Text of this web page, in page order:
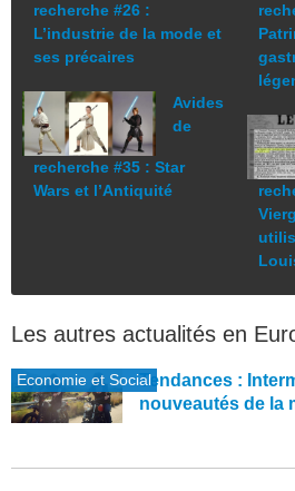
recherche #26 :
L’industrie de la mode et
ses précaires
Avides
de
recherche #35 : Star
Wars et l’Antiquité
Les autres actualités en
Economie et SocialTendances :
nouveautés de la